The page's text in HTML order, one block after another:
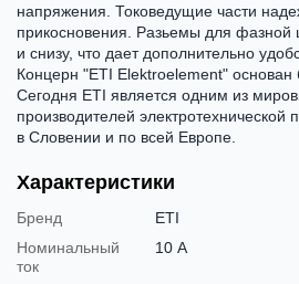
напряжения. Токоведущие части
прикосновения. Разьемы для фазной
и снизу, что дает дополнительно
Концерн "ETI Elektroelement" основан
Сегодня ETI является одним из
производителей электротехнической
в Словении и по всей Европе.
Характеристики
Бренд
ETI
Номинальный
ток
10 А